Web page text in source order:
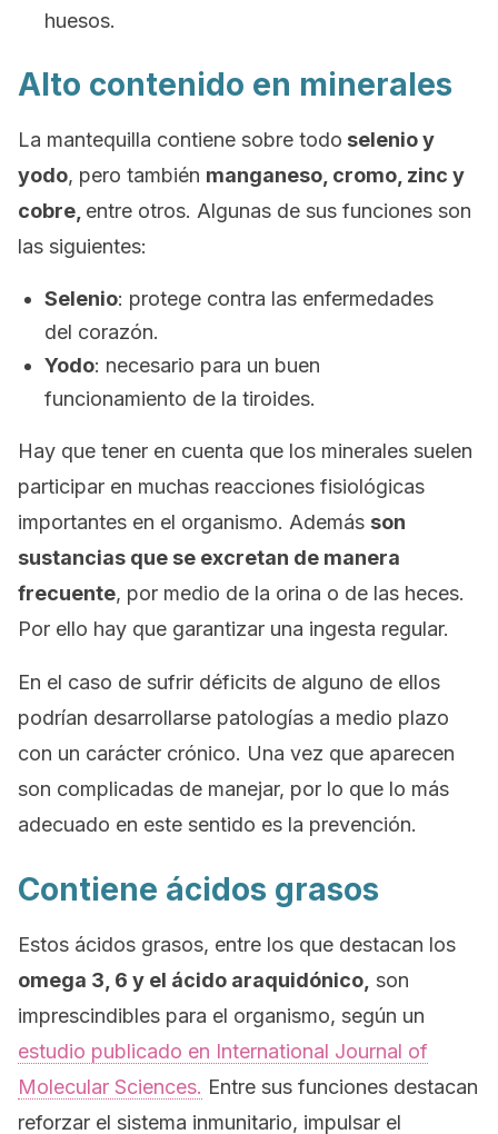
huesos.
Alto contenido en minerales
La mantequilla contiene sobre todo selenio y
yodo, pero también manganeso, cromo, zinc y
cobre, entre otros. Algunas de sus funciones son
las siguientes:
Selenio: protege contra las enfermedades
del corazón.
Yodo: necesario para un buen
funcionamiento de la tiroides.
Hay que tener en cuenta que los minerales suelen
participar en muchas reacciones fisiológicas
importantes en el organismo. Además son
sustancias que se excretan de manera
frecuente, por medio de la orina o de las heces.
Por ello hay que garantizar una ingesta regular.
En el caso de sufrir déficits de alguno de ellos
podrían desarrollarse patologías a medio plazo
con un carácter crónico. Una vez que aparecen
son complicadas de manejar, por lo que lo más
adecuado en este sentido es la prevención.
Contiene ácidos grasos
Estos ácidos grasos, entre los que destacan los
omega 3, 6 y el ácido araquidónico, son
imprescindibles para el organismo, según un
estudio publicado en International Journal of
Molecular Sciences. Entre sus funciones destacan
reforzar el sistema inmunitario, impulsar el